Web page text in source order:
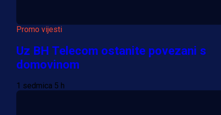
Promo vijesti
Uz BH Telecom ostanite povezani s
domovinom
1 sedmica 5 h